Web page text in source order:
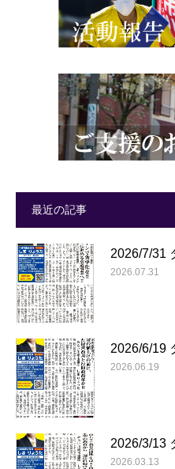
最近の記事
2026/7/31
2026.07.31
2026/6/19
2026.06.19
2026/3/13
2026.03.13